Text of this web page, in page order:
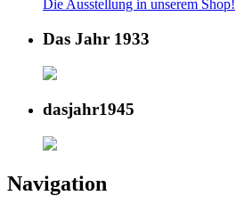
Die Ausstellung in unserem Shop!
Das Jahr 1933
dasjahr1945
Navigation